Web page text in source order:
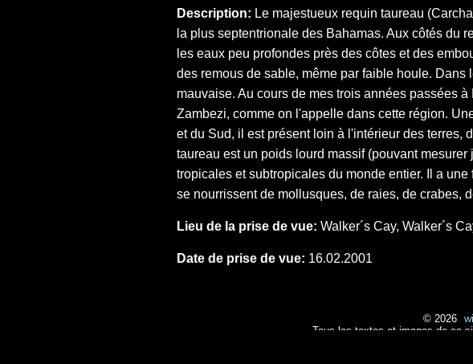
Description: Le majestueux requin taureau
la plus septentrionale des Bahamas. Aux côtés du
les eaux peu profondes près des côtes et des
des remous de sable, même par faible houle.
mauvaise. Au cours de mes trois années passées
Zambezi, comme on l'appelle dans cette région.
et du Sud, il est présent loin à l'intérieur des terres,
taureau est un poids lourd massif (pouvant
tropicales et subtropicales du monde entier. Il a
se nourrissent de mollusques, de raies, de crabes,
Lieu de la prise de vue: Walker´s Cay, Walker´s
Date de prise de vue: 16.02.2001
© 2026
Tous les textes et images de ce